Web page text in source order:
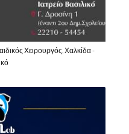
Χειρουργός, Χαλκίδα -